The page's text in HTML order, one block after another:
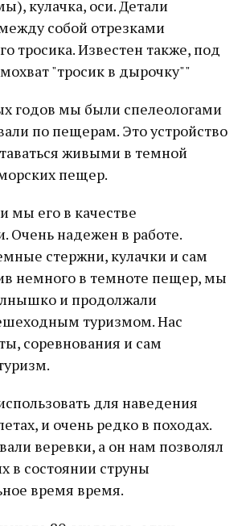
кулачка, оси. Детали
собой отрезками
тросика. Известен также, под
"тросик в дырочку""
годов мы были спелеологами
по пещерам. Это устройство
живыми в темной
пещер.
мы его в качестве
Очень надежен в работе.
стержни, кулачки и сам
немного в темноте пещер, мы
и продолжали
туризмом. Нас
соревнования и сам
для наведения
и очень редко в походах.
веревки, а он нам позволял
в состоянии струны
время время.